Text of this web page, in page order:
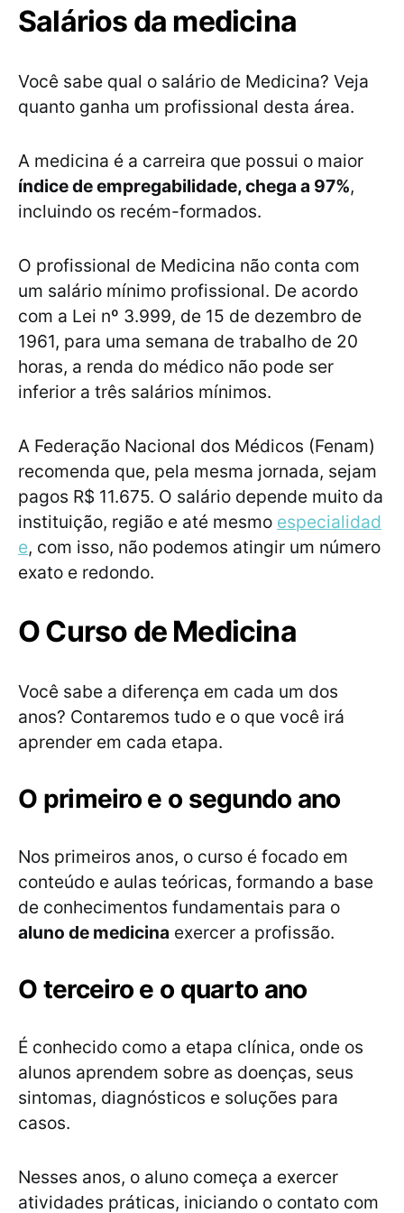
Salários da medicina
Você sabe qual o salário de Medicina? Veja
quanto ganha um profissional desta área.
A medicina é a carreira que possui o maior
índice de empregabilidade, chega a 97%,
incluindo os recém-formados.
O profissional de Medicina não conta com
um salário mínimo profissional. De acordo
com a Lei nº 3.999, de 15 de dezembro de
1961, para uma semana de trabalho de 20
horas, a renda do médico não pode ser
inferior a três salários mínimos.
A Federação Nacional dos Médicos (Fenam)
recomenda que, pela mesma jornada, sejam
pagos R$ 11.675. O salário depende muito da
instituição, região e até mesmo especialidad
e, com isso, não podemos atingir um número
exato e redondo.
O Curso de Medicina
Você sabe a diferença em cada um dos
anos? Contaremos tudo e o que você irá
aprender em cada etapa.
O primeiro e o segundo ano
Nos primeiros anos, o curso é focado em
conteúdo e aulas teóricas, formando a base
de conhecimentos fundamentais para o
aluno de medicina exercer a profissão.
O terceiro e o quarto ano
É conhecido como a etapa clínica, onde os
alunos aprendem sobre as doenças, seus
sintomas, diagnósticos e soluções para
casos.
Nesses anos, o aluno começa a exercer
atividades práticas, iniciando o contato com